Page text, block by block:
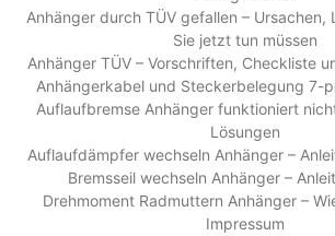
Anhänger durch TÜV gefallen – Ursachen,
Sie jetzt tun müssen
Anhänger TÜV – Vorschriften, Checkliste
Anhängerkabel und Steckerbelegung 7-
Auflaufbremse Anhänger funktioniert
Lösungen
Auflaufdämpfer wechseln Anhänger –
Bremsseil wechseln Anhänger –
Drehmoment Radmuttern Anhänger –
Impressum